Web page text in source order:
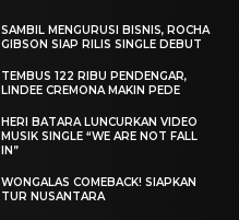
SAMBIL MENGURUSI BISNIS, ROCHA
GIBSON SIAP RILIS SINGLE DEBUT
TEMBUS 122 RIBU PENDENGAR,
LINDEE CREMONA MAKIN PEDE
HERI BATARA LUNCURKAN VIDEO
MUSIK SINGLE “WE ARE NOT FALL
IN”
WONGALAS COMEBACK! SIAPKAN
TUR NUSANTARA